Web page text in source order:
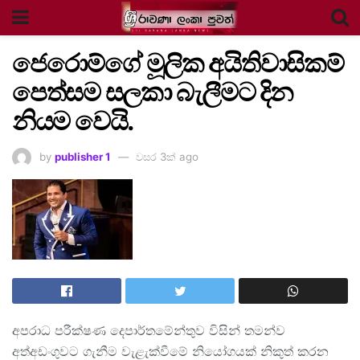
ජෙරොම්ගේ මූලික අයිතිවාසිකම්
පෙත්සම සලකා බැලීමට දින
නියම වෙයි.
by publisher 1 වසර 3ක් ago
අපරාධ පරීක්ෂණ දෙපාර්තමේන්තුව විසින් තමන්ව
අත්අඩංගුවට ගැනීම වැළැක්වීමේ නියෝගයක් නිකුත් කරන